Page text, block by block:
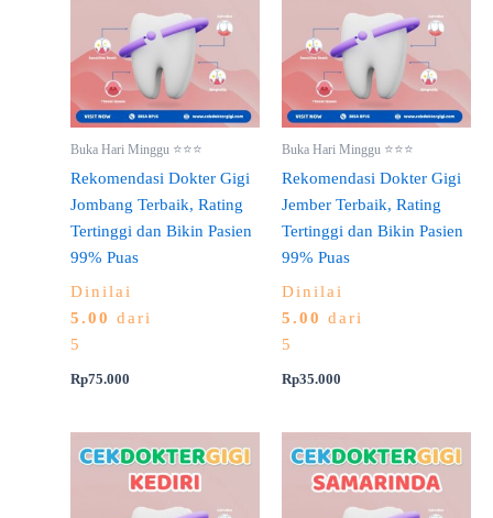
Buka Hari Minggu ⭐⭐⭐
Rekomendasi Dokter Gigi
Jombang Terbaik, Rating
Tertinggi dan Bikin Pasien
99% Puas
Dinilai
5.00 dari
5
Rp75.000
Buka Hari Minggu ⭐⭐⭐
Rekomendasi Dokter Gigi
Jember Terbaik, Rating
Tertinggi dan Bikin Pasien
99% Puas
Dinilai
5.00 dari
5
Rp35.000